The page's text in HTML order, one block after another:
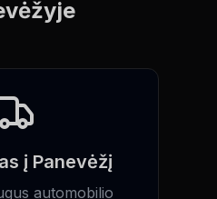
į Panevėžį
automobilio